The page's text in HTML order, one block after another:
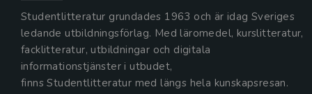
Studentlitteratur grundades 1963 och är idag Sveriges
ledande utbildningsförlag. Med läromedel, kurslitteratur,
facklitteratur, utbildningar och digitala
informationstjänster i utbudet,
finns Studentlitteratur med längs hela kunskapsresan.